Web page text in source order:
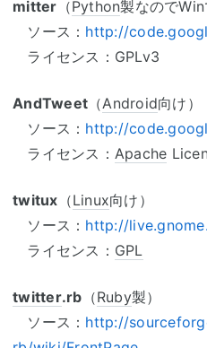
mitter （Python製なのでWin
ソース： http://
ライセンス：GPLv3
AndTweet （Android向け）
ソース： http://
ライセンス： Apache
twitux （Linux向け）
ソース： http://
ライセンス： GPL
twitter.rb （Ruby製）
ソース： http://